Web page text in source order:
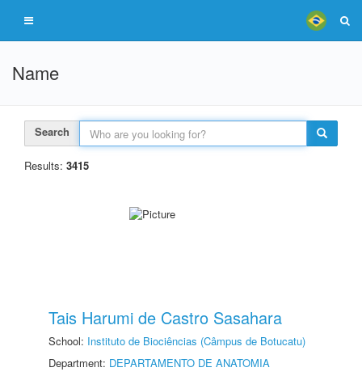
Name
Search
Results: 3415
Tais Harumi de Castro Sasahara
School: Instituto de Biociências (Câmpus de Botucatu)
Department: DEPARTAMENTO DE ANATOMIA